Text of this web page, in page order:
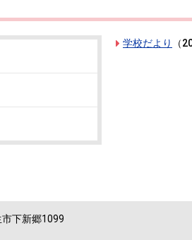
学校だより （
下新郷1099